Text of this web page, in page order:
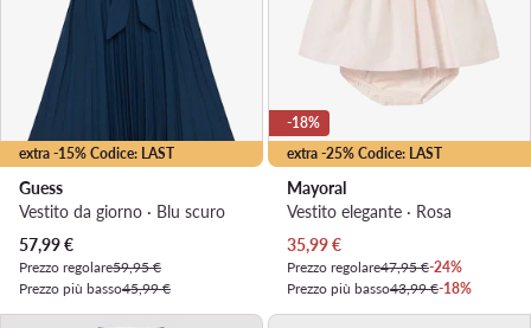
extra -15% Codice: LAST
Guess
Vestito da giorno · Blu scuro
Prezzo attuale
57,99€
Prezzo regolare59,95 €
Prezzo più basso45,99 €
extra -25% Codice: LAST
-18%
Mayoral
Vestito elegante · Rosa
Prezzo attuale
35,99€
Prezzo regolare47,95 €-24%
Prezzo più basso43,99 €-18%